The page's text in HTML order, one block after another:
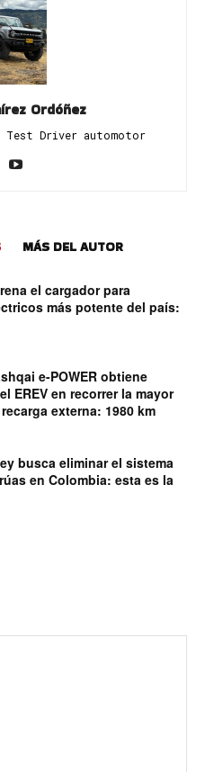
Ordóñez
Test Driver automotor
MÁS DEL AUTOR
el cargador para
más potente del país:
e-POWER obtiene
EREV en recorrer la mayor
externa: 1980 km
busca eliminar el sistema
en Colombia: esta es la